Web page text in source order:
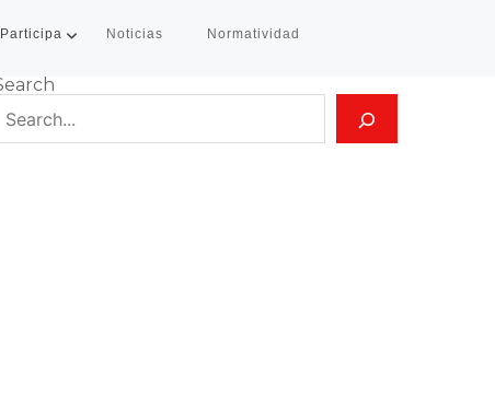
Participa Noticias Normatividad